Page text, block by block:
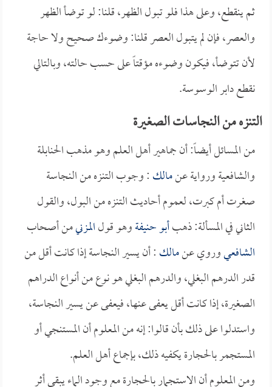
ثم ينقطع، وعلى هذا فلو تبول الظهر، قلنا: لو توضأ الظهر
والعصر، فإن لم يتبول العصر قلنا: وضوءك صحيح ولا حاجة
لأن تتوضأ، فيكون وضوءه مؤقتاً على حسب حالته، وبالتالي
نقطع دابر الوسوسة.
التنزه من النجاسات الصغيرة
من المسائل أيضاً: أن جماهير أهل العلم وهو مذهب الحنابلة
والشافعية ورواية عنمالك: وجوب التنزه من النجاسة
صغرت أم كبرت، لعموم أحاديث التنزه من البول، والقول
الثاني في المسألة: ذهبأبو حنيفةوهو قولالمزنيمن أصحاب
الشافعيوروي عنمالك: أن يسير النجاسة إذا كانت أقل من
قدر الدرهم البغلي، والدرهم البغلي هو نوع من أنواع الدراهم
الصغيرة، إذا كانت أقل يعفى عنها، فيعفى عن يسير النجاسة،
واستدلوا على ذلك بأن قالوا: إنه من المعلوم أن المستنجي أو
المستجمر بالحجارة يكفيه ذلك، بإجماع أهل العلم.
ومن المعلوم أن الاستجمار بالحجارة مع وجود الماء يبقى أثر